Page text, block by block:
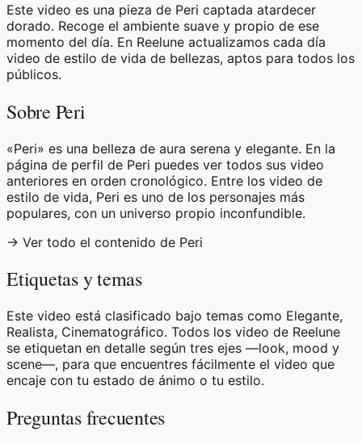
Este video es una pieza de Peri captada atardecer
dorado. Recoge el ambiente suave y propio de ese
momento del día. En Reelune actualizamos cada día
video de estilo de vida de bellezas, aptos para todos los
públicos.
Sobre Peri
«Peri» es una belleza de aura serena y elegante. En la
página de perfil de Peri puedes ver todos sus video
anteriores en orden cronológico. Entre los video de
estilo de vida, Peri es uno de los personajes más
populares, con un universo propio inconfundible.
→ Ver todo el contenido de Peri
Etiquetas y temas
Este video está clasificado bajo temas como Elegante,
Realista, Cinematográfico. Todos los video de Reelune
se etiquetan en detalle según tres ejes —look, mood y
scene—, para que encuentres fácilmente el video que
encaje con tu estado de ánimo o tu estilo.
Preguntas frecuentes